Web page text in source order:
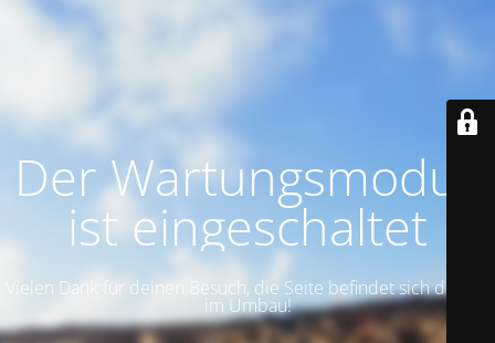
Der Wartungsmodus
ist eingeschaltet
Vielen Dank für deinen Besuch, die Seite befindet sich derzeit
im Umbau!